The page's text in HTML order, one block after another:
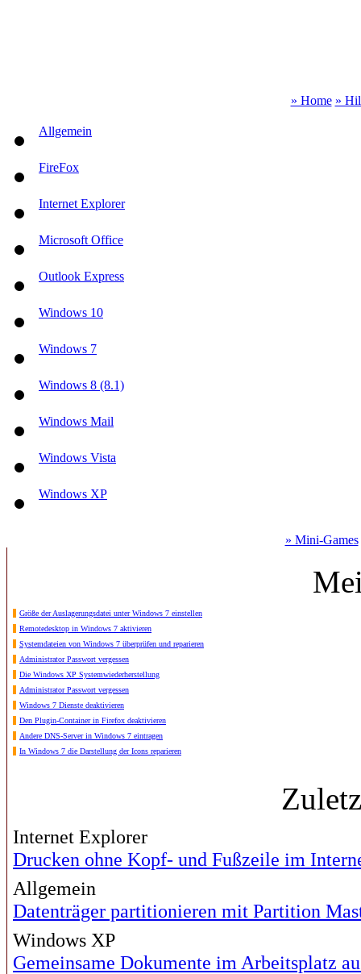
» Home »
Allgemein
FireFox
Internet Explorer
Microsoft Office
Outlook Express
Windows 10
Windows 7
Windows 8 (8.1)
Windows Mail
Windows Vista
Windows XP
» Mini-Games
Größe der Auslagerungsdatei unter Windows 7 einstellen
Remotedesktop in Windows 7 aktivieren
Systemdateien von Windows 7 überprüfen und reparieren
Administrator Passwort vergessen
Die Windows XP Systemwiederherstellung
Administrator Passwort vergessen
Windows 7 Dienste deaktivieren
Den Plugin-Container in Firefox deaktivieren
Andere DNS-Server in Windows 7 eintragen
In Windows 7 die Darstellung der Icons reparieren
Internet Explorer
Drucken ohne Kopf- und Fußzeile im
Allgemein
Datenträger partitionieren mit Partition
Windows XP
Gemeinsame Dokumente im Arbeitsplatz